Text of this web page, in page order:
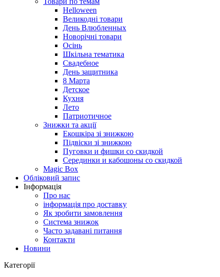
Helloween
Великодні товари
День Влюбленных
Новорічні товари
Осінь
Шкільна тематика
Свадебное
День защитника
8 Марта
Детское
Кухня
Лето
Патриотичное
Знижки та акції
Екошкіра зі знижкою
Підвіски зі знижкою
Пуговки и фишки со скидкой
Серединки и кабошоны со скидкой
Magic Box
Обліковий запис
Інформація
Про нас
інформація про доставку
Як зробити замовлення
Система знижок
Часто задавані питання
Контакти
Новини
Категорії